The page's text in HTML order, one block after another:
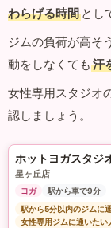
わらげる時間 とし
ジムの負荷が高そ
動をしなくても 汗
女性専用スタジオ
認しましょう。
ホットヨガスタジ
星ヶ丘店
ヨガ
駅から車で9分
駅から5分以内のジムに
女性専用ジムに通いたい